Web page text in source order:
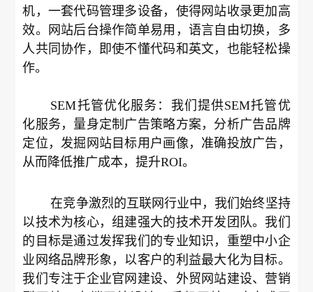
机，一套代码管理多设备，使得网站收录更加高
效。网站后台操作简单易用，语言自由切换，多
人共同协作，即使不懂代码和英文，也能轻松操
作。
SEM托管优化服务：我们提供SEM托管优
化服务，量身定制广告策略方案，分析广告品牌
定位，发掘网站目标用户画像，准确投放广告，
从而降低推广成本，提升ROI。
在竞争激烈的互联网行业中，我们始终坚持
以技术为核心，组建强大的技术开发团队。我们
的目标是通过发挥我们的专业知识，重塑中小企
业网络品牌形象，以客户的利益最大化为目标。
我们专注于企业官网建设、外贸网站建设、营销